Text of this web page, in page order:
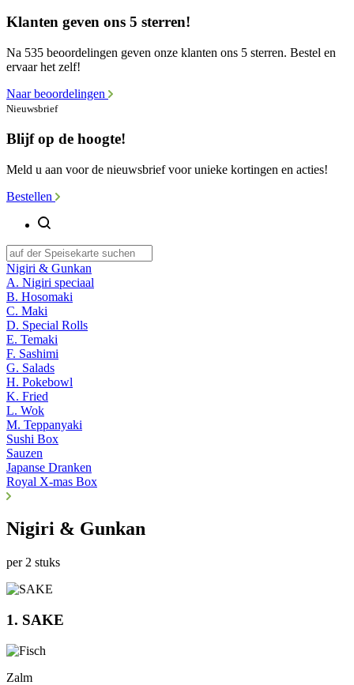
Klanten geven ons 5 sterren!
Na 535 beoordelingen geven onze klanten ons 5 sterren. Bestel en
ervaar het zelf!
Naar beoordelingen
Nieuwsbrief
Blijf op de hoogte!
Meld u aan voor de nieuwsbrief voor unieke kortingen en acties!
Bestellen
Nigiri & Gunkan
A. Nigiri speciaal
B. Hosomaki
C. Maki
D. Special Rolls
E. Temaki
F. Sashimi
G. Salads
H. Pokebowl
K. Fried
L. Wok
M. Teppanyaki
Sushi Box
Sauzen
Japanse Dranken
Royal X-mas Box
Nigiri & Gunkan
per 2 stuks
1. SAKE
Zalm